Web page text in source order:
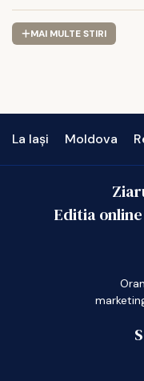
MAI MULTE STIRI
La Iași Moldova
Editia